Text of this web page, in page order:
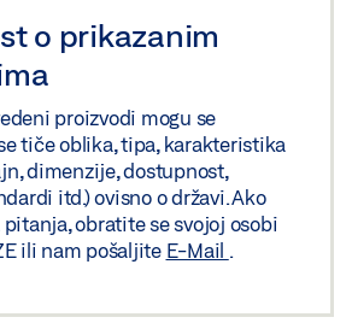
o prikazanim
proizvodi mogu se
tiče oblika, tipa, karakteristika
dimenzije, dostupnost,
itd.) ovisno o državi. Ako
obratite se svojoj osobi
ili nam pošaljite E-Mail .